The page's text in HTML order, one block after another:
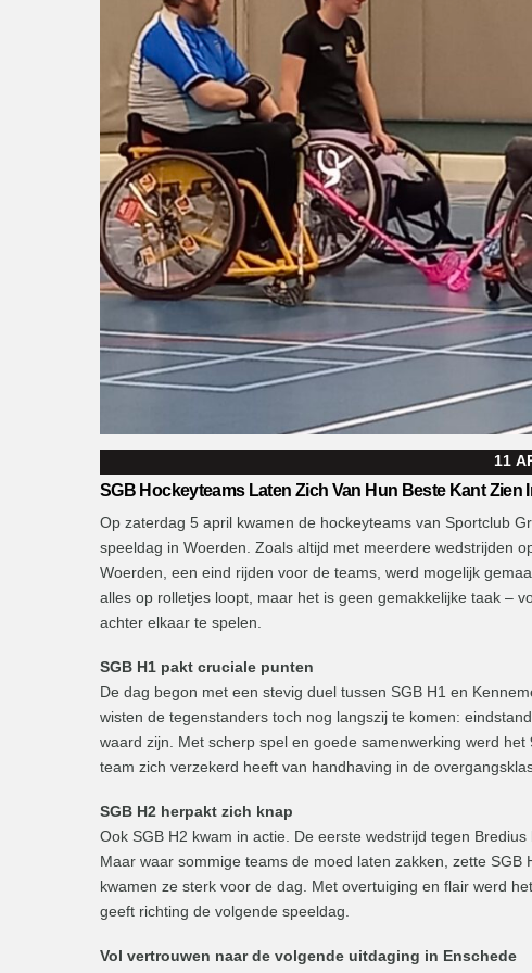
11
SGB Hockeyteams Laten Zich Van Hun Beste Kant Zien
Op zaterdag 5 april kwamen de hockeyteams van Sportclub
speeldag in Woerden. Zoals altijd met meerdere wedstrijden
Woerden, een eind rijden voor de teams, werd mogelijk
alles op rolletjes loopt, maar het is geen gemakkelijke taak –
achter elkaar te spelen.
SGB H1 pakt cruciale punten
De dag begon met een stevig duel tussen SGB H1 en
wisten de tegenstanders toch nog langszij te komen:
waard zijn. Met scherp spel en goede samenwerking werd
team zich verzekerd heeft van handhaving in de
SGB H2 herpakt zich knap
Ook SGB H2 kwam in actie. De eerste wedstrijd tegen
Maar waar sommige teams de moed laten zakken, zette
kwamen ze sterk voor de dag. Met overtuiging en flair werd
geeft richting de volgende speeldag.
Vol vertrouwen naar de volgende uitdaging in Enschede